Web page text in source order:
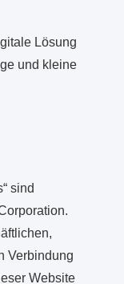
Lösung
und kleine
sind
Verbindung
Website